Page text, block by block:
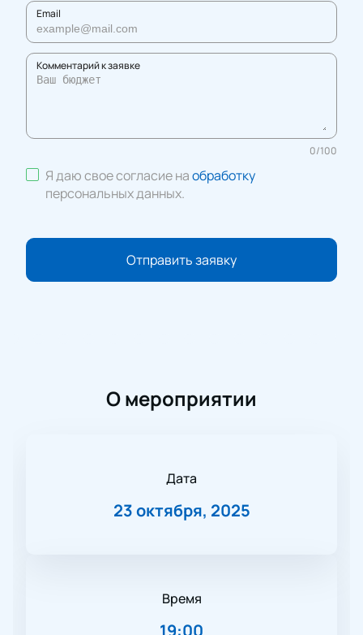
Email
Комментарий к заявке
0/100
Я даю свое согласие наобработку
персональных данных.
Отправить заявку
О мероприятии
Дата
23 октября, 2025
Время